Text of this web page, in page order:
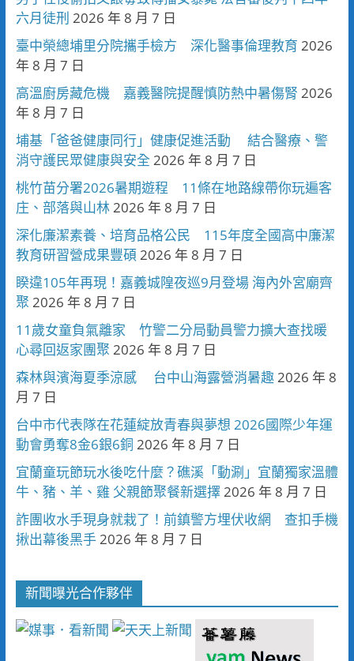
六月徒刑 2026 年 8 月 7 日
臺中榮總埔里分院攜手檢方 深化醫事倫理教育 2026
年 8 月 7 日
高溫廚房藏危機 嘉義醫院提醒慎防熱中暑傷腎 2026
年 8 月 7 日
埔基「爸爸健康同行」健康促進活動 結合醫療、警
消守護民眾健康與安全 2026 年 8 月 7 日
桃竹苗分署2026暑期遊程 11條在地路線帶你玩遍客
庄、部落與山林 2026 年 8 月 7 日
深化廉潔素養、培育品格公民 115年度全國高中廉潔
教育研習營成果豐碩 2026 年 8 月 7 日
睽違105年再現！嘉義城隍夜巡9月登場 海內外宮廟齊
聚 2026 年 8 月 7 日
11歲女童負氣離家 竹警二分局動員警力擴大查找暖
心尋回返家團聚 2026 年 8 月 7 日
森林與濱海夏季涼感 台中山海露營消暑趣 2026 年 8
月 7 日
台中市代表隊在花蓮綻放青春與夢想 2026國際少年運
動會勇奪8金6銀6銅 2026 年 8 月 7 日
宜蘭童玩節玩水後吃什麼？礁溪「動涮」宜蘭獨家溫體
牛、豬、羊、雞 父親節聚餐新選擇 2026 年 8 月 7 日
詐團收水手現身就栽了！前鎮警方埋伏收網 查扣手機
揪出幕後黑手 2026 年 8 月 7 日
新聞曝光合作夥伴